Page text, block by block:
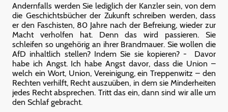
Andernfalls werden Sie lediglich der Kanzler sein, von dem
die Geschichtsbücher der Zukunft schreiben werden, dass
er den Faschisten, 80 Jahre nach der Befreiung, wieder zur
Macht verholfen hat. Denn das wird passieren. Sie
schleifen so ungehörig an ihrer Brandmauer. Sie wollen die
AfD inhaltlich stellen? Indem Sie sie kopieren? - Davor
habe ich Angst. Ich habe Angst davor, dass die Union –
welch ein Wort, Union, Vereinigung, ein Treppenwitz – den
Rechten verhilft, Recht auszuüben, in dem sie Minderheiten
jedes Recht absprechen. Tritt das ein, dann sind wir alle um
den Schlaf gebracht.